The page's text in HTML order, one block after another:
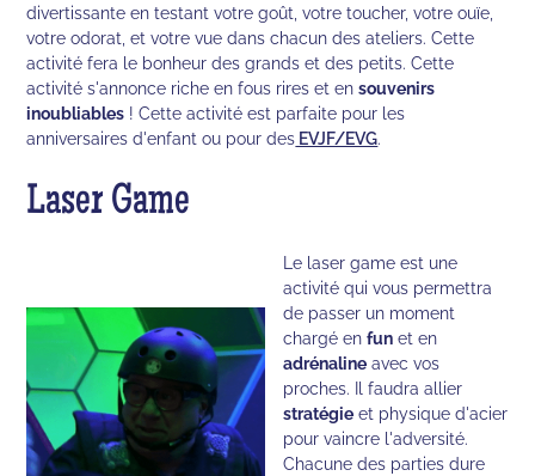
divertissante en testant votre goût, votre toucher, votre ouïe,
votre odorat, et votre vue dans chacun des ateliers. Cette
activité fera le bonheur des grands et des petits. Cette
activité s'annonce riche en fous rires et ensouvenirs
inoubliables ! Cette activité est parfaite pour les
anniversaires d'enfant ou pour des EVJF/EVG.
Laser Game
Le laser game est une
activité qui vous permettra
de passer un moment
chargé enfun et en
adrénaline avec vos
proches. Il faudra allier
stratégie et physique d'acier
pour vaincre l'adversité.
Chacune des parties dure